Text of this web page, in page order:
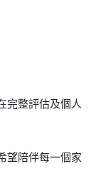
完整評估及個人
望陪伴每一個家